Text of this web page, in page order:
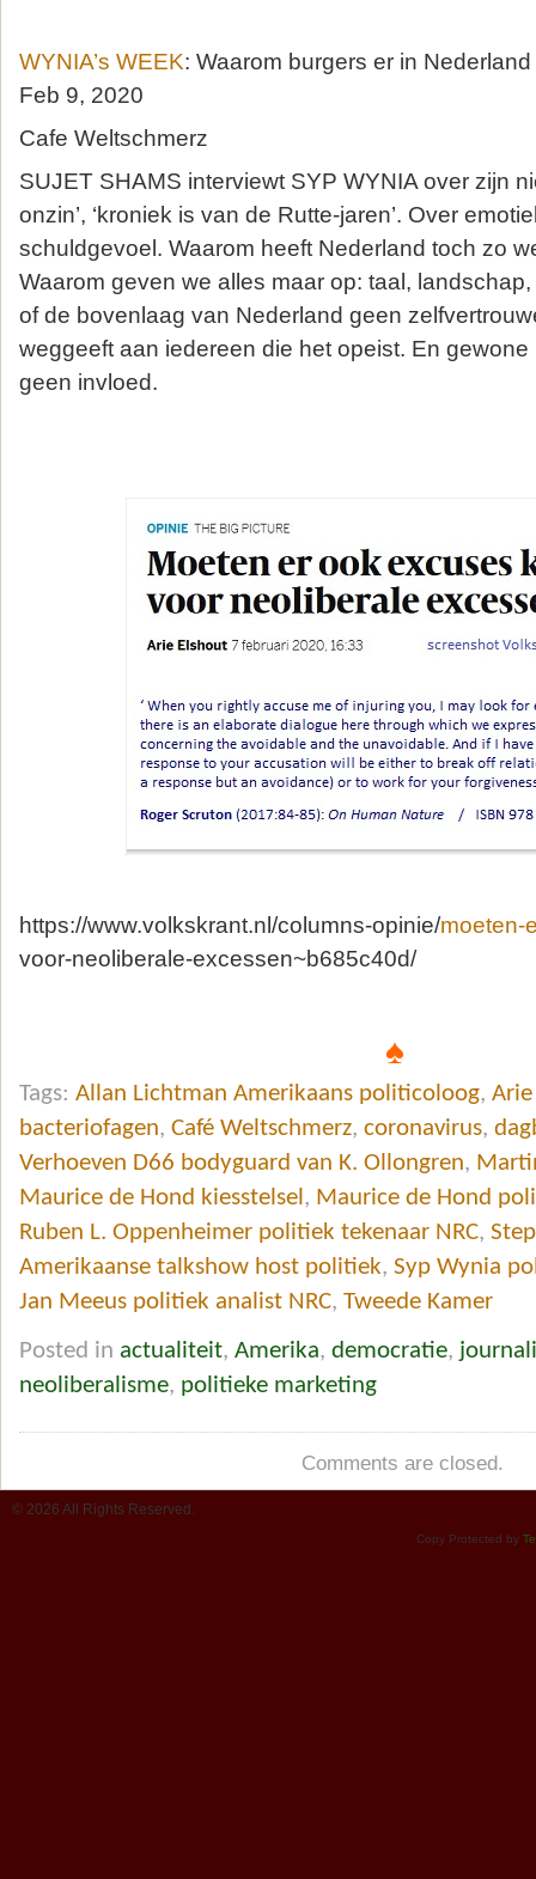
WYNIA’s WEEK: Waarom burgers er in
Feb 9, 2020
Cafe Weltschmerz
SUJET SHAMS interviewt SYP WYNIA over zijn
onzin’, ‘kroniek is van de Rutte-jaren’. Over
schuldgevoel. Waarom heeft Nederland toch zo
Waarom geven we alles maar op: taal,
of de bovenlaag van Nederland geen
weggeeft aan iedereen die het opeist. En
geen invloed.
https://www.volkskrant.nl/columns-opinie/moeten-
voor-neoliberale-excessen~b685c40d/
♠
Tags: Allan Lichtman Amerikaans politicoloog,
bacteriofagen, Café Weltschmerz, coronavirus,
Verhoeven D66 bodyguard van K. Ollongren,
Maurice de Hond kiesstelsel , Maurice de Hond
Ruben L. Oppenheimer politiek tekenaar NRC,
Amerikaanse talkshow host politiek, Syp Wynia
Jan Meeus politiek analist NRC, Tweede Kamer
Posted in actualiteit, Amerika, democratie,
neoliberalisme, politieke marketing
Comments are closed.
© 2026 All Rights Reserved.
Copy Protected by